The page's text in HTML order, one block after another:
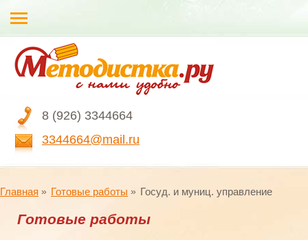
8 (926) 3344664
3344664@mail.ru
Главная Готовые работы Госуд. и муниц. управление
Готовые работы